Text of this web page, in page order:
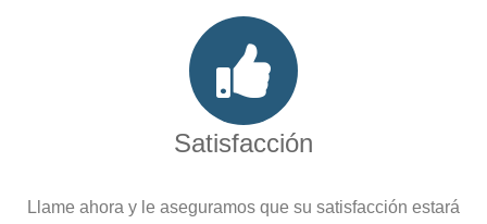
Satisfacción
Llame ahora y le aseguramos que su satisfacción estará